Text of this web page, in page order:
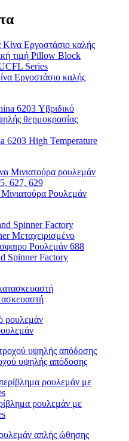
Εργοστάσιο καλής
6203 High Temperature
Ρουλεμάν
Spinner Factory
υψηλής απόδοσης
ρουλεμάν με